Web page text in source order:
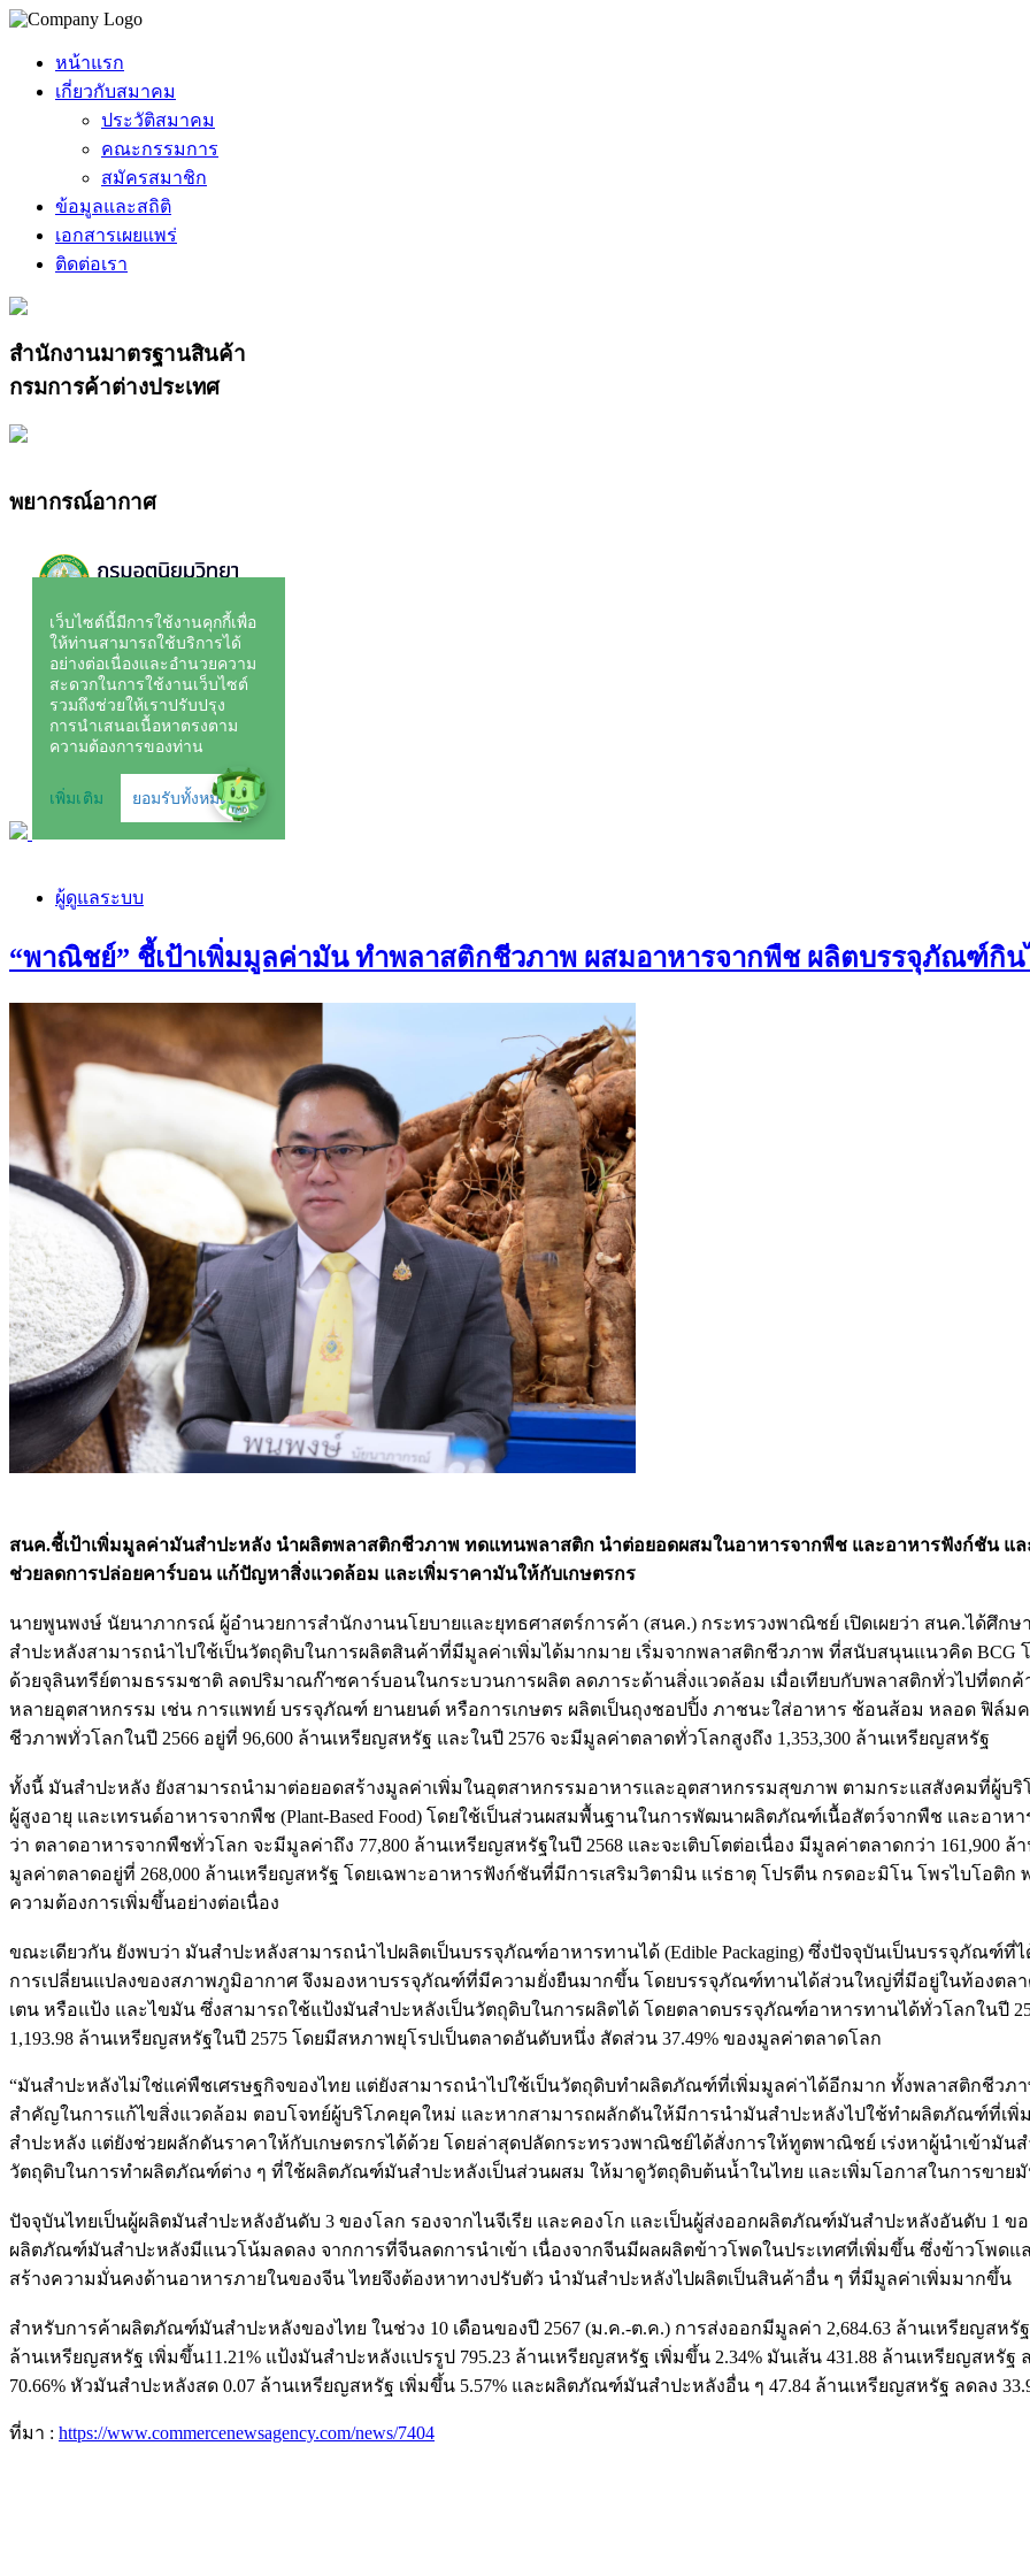
หน้าแรก
เกี่ยวกับสมาคม
ประวัติสมาคม
คณะกรรมการ
สมัครสมาชิก
ข้อมูลและสถิติ
เอกสารเผยแพร่
ติดต่อเรา
สำนักงานมาตรฐานสินค้า
กรมการค้าต่างประเทศ
พยากรณ์อากาศ
ผู้ดูแลระบบ
“พาณิชย์” ชี้เป้าเพิ่มมูลค่ามัน ทำพลาสติกชีวภาพ ผสมอาหารจากพืช ผลิตบรรจุภัณฑ์กิน
สนค.ชี้เป้าเพิ่มมูลค่ามันสำปะหลัง นำผลิตพลาสติกชีวภาพ ทดแทนพลาสติก นำต่อยอดผสมในอาหารจากพืช และอาหารฟังก์ชัน แ
ช่วยลดการปล่อยคาร์บอน แก้ปัญหาสิ่งแวดล้อม และเพิ่มราคามันให้กับเกษตรกร
นายพูนพงษ์ นัยนาภากรณ์ ผู้อำนวยการสำนักงานนโยบายและยุทธศาสตร์การค้า (สนค.) กระทรวงพาณิชย์ เปิดเผยว่า สนค.ได้ศึก
สำปะหลังสามารถนำไปใช้เป็นวัตถุดิบในการผลิตสินค้าที่มีมูลค่าเพิ่มได้มากมาย เริ่มจากพลาสติกชีวภาพ ที่สนับสนุนแนวคิด BCG
ด้วยจุลินทรีย์ตามธรรมชาติ ลดปริมาณก๊าซคาร์บอนในกระบวนการผลิต ลดภาระด้านสิ่งแวดล้อม เมื่อเทียบกับพลาสติกทั่วไปที่ตก
หลายอุตสาหกรรม เช่น การแพทย์ บรรจุภัณฑ์ ยานยนต์ หรือการเกษตร ผลิตเป็นถุงชอปปิ้ง ภาชนะใส่อาหาร ช้อนส้อม หลอด ฟิล์
ชีวภาพทั่วโลกในปี 2566 อยู่ที่ 96,600 ล้านเหรียญสหรัฐ และในปี 2576 จะมีมูลค่าตลาดทั่วโลกสูงถึง 1,353,300 ล้านเหรียญสหรัฐ
ทั้งนี้ มันสำปะหลัง ยังสามารถนำมาต่อยอดสร้างมูลค่าเพิ่มในอุตสาหกรรมอาหารและอุตสาหกรรมสุขภาพ ตามกระแสสังคมที่ผู้
ผู้สูงอายุ และเทรนด์อาหารจากพืช (Plant-Based Food) โดยใช้เป็นส่วนผสมพื้นฐานในการพัฒนาผลิตภัณฑ์เนื้อสัตว์จากพืช และอาห
ว่า ตลาดอาหารจากพืชทั่วโลก จะมีมูลค่าถึง 77,800 ล้านเหรียญสหรัฐในปี 2568 และจะเติบโตต่อเนื่อง มีมูลค่าตลาดกว่า 161,900
มูลค่าตลาดอยู่ที่ 268,000 ล้านเหรียญสหรัฐ โดยเฉพาะอาหารฟังก์ชันที่มีการเสริมวิตามิน แร่ธาตุ โปรตีน กรดอะมิโน โพรไบโอติ
ความต้องการเพิ่มขึ้นอย่างต่อเนื่อง
ขณะเดียวกัน ยังพบว่า มันสำปะหลังสามารถนำไปผลิตเป็นบรรจุภัณฑ์อาหารทานได้ (Edible Packaging) ซึ่งปัจจุบันเป็นบรรจุภัณฑ์
การเปลี่ยนแปลงของสภาพภูมิอากาศ จึงมองหาบรรจุภัณฑ์ที่มีความยั่งยืนมากขึ้น โดยบรรจุภัณฑ์ทานได้ส่วนใหญ่ที่มีอยู่ในท้องตลา
เตน หรือแป้ง และไขมัน ซึ่งสามารถใช้แป้งมันสำปะหลังเป็นวัตถุดิบในการผลิตได้ โดยตลาดบรรจุภัณฑ์อาหารทานได้ทั่วโลกในปี
1,193.98 ล้านเหรียญสหรัฐในปี 2575 โดยมีสหภาพยุโรปเป็นตลาดอันดับหนึ่ง สัดส่วน 37.49% ของมูลค่าตลาดโลก
“มันสำปะหลังไม่ใช่แค่พืชเศรษฐกิจของไทย แต่ยังสามารถนำไปใช้เป็นวัตถุดิบทำผลิตภัณฑ์ที่เพิ่มมูลค่าได้อีกมาก ทั้งพลาสติกชี
สำคัญในการแก้ไขสิ่งแวดล้อม ตอบโจทย์ผู้บริโภคยุคใหม่ และหากสามารถผลักดันให้มีการนำมันสำปะหลังไปใช้ทำผลิตภัณฑ์ที่เพิ่
สำปะหลัง แต่ยังช่วยผลักดันราคาให้กับเกษตรกรได้ด้วย โดยล่าสุดปลัดกระทรวงพาณิชย์ได้สั่งการให้ทูตพาณิชย์ เร่งหาผู้นำเข้ามัน
วัตถุดิบในการทำผลิตภัณฑ์ต่าง ๆ ที่ใช้ผลิตภัณฑ์มันสำปะหลังเป็นส่วนผสม ให้มาดูวัตถุดิบต้นน้ำในไทย และเพิ่มโอกาสในการขาย
ปัจจุบันไทยเป็นผู้ผลิตมันสำปะหลังอันดับ 3 ของโลก รองจากไนจีเรีย และคองโก และเป็นผู้ส่งออกผลิตภัณฑ์มันสำปะหลังอันดับ 1
ผลิตภัณฑ์มันสำปะหลังมีแนวโน้มลดลง จากการที่จีนลดการนำเข้า เนื่องจากจีนมีผลผลิตข้าวโพดในประเทศที่เพิ่มขึ้น ซึ่งข้าวโพด
สร้างความมั่นคงด้านอาหารภายในของจีน ไทยจึงต้องหาทางปรับตัว นำมันสำปะหลังไปผลิตเป็นสินค้าอื่น ๆ ที่มีมูลค่าเพิ่มมากขึ้น
สำหรับการค้าผลิตภัณฑ์มันสำปะหลังของไทย ในช่วง 10 เดือนของปี 2567 (ม.ค.-ต.ค.) การส่งออกมีมูลค่า 2,684.63 ล้านเหรียญสหรั
ล้านเหรียญสหรัฐ เพิ่มขึ้น11.21% แป้งมันสำปะหลังแปรรูป 795.23 ล้านเหรียญสหรัฐ เพิ่มขึ้น 2.34% มันเส้น 431.88 ล้านเหรียญสหรั
70.66% หัวมันสำปะหลังสด 0.07 ล้านเหรียญสหรัฐ เพิ่มขึ้น 5.57% และผลิตภัณฑ์มันสำปะหลังอื่น ๆ 47.84 ล้านเหรียญสหรัฐ ลดลง
ที่มา : https://www.commercenewsagency.com/news/7404